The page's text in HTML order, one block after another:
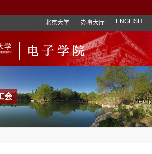
北京大学 办事大厅 ENGLISH
会